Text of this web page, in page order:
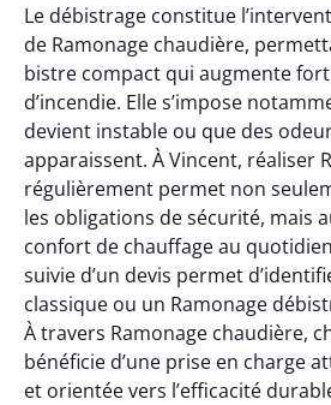
Le débistrage constitue
de Ramonage chaudière,
bistre compact qui augmente
d’incendie. Elle s’impose
devient instable ou que des
apparaissent. À Vincent, réaliser
régulièrement permet non
les obligations de sécurité, mais
confort de chauffage au
suivie d’un devis permet
classique ou un Ramonage
À travers Ramonage chaudière,
bénéficie d’une prise en charge
et orientée vers l’efficacité